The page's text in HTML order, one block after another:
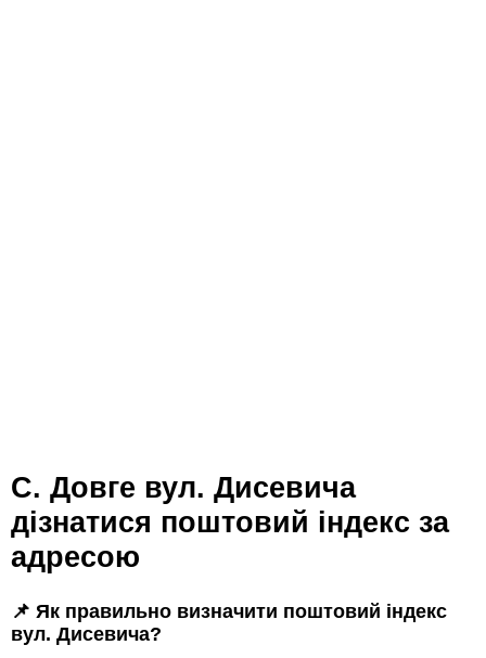
с. Довге вул. Дисевича
дізнатися поштовий індекс за
адресою
📌 Як правильно визначити поштовий індекс
вул. Дисевича?